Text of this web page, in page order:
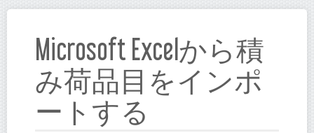
Microsoft Excelから積
み荷品目をインポ
ートする